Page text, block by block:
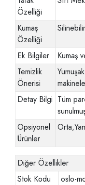
Özelliği
Kumaş
Özelliği
Ek Bilgiler
Kumaş
Temizlik
Önerisi
Detay Bilgi Tüm
Opsiyonel
Ürünler
Diğer Özellikler
Stok Kodu
oslo-